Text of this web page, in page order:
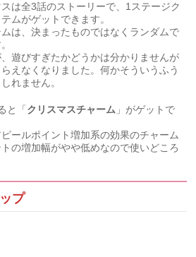
は全3話のストーリーで、1ステージク
ムがゲットできます。
は、決まったものではなくランダムで
遊びすぎたかどうかは分かりませんが
えなくなりました。何かそういうふう
れません。
と「 クリスマスチャーム 」がゲットで
ールポイント増加系の効果のチャーム
の増加幅がやや低めなので使いどころ
プ